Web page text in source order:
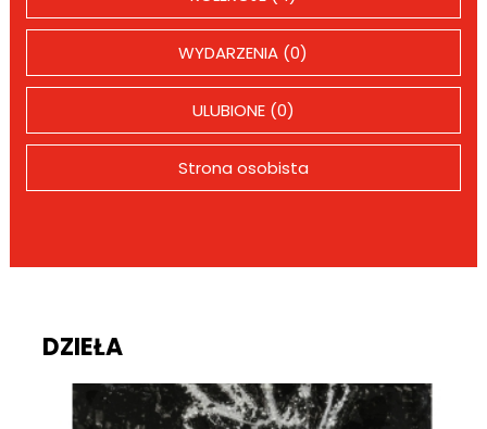
WYDARZENIA (0)
ULUBIONE (0)
Strona osobista
DZIEŁA